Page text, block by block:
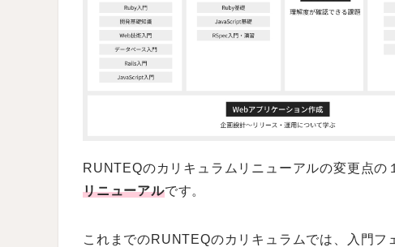
RUNTEQのカリキュラムリニューアルの変更点の
リニューアルです。
これまでのRUNTEQのカリキュラムでは、入門フ